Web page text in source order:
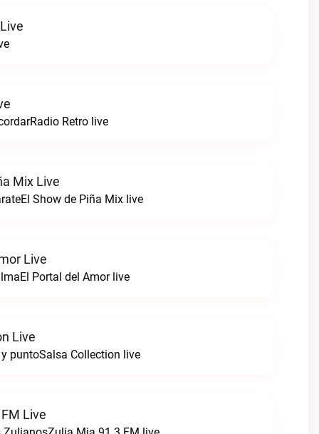
Retro live
Mix Live
Show de Piña Mix live
Live
Portal del Amor live
Live
puntoSalsa Collection live
Live